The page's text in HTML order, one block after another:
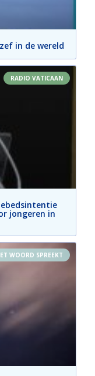
in de wereld
RADIO VATICAAN
jongeren in
WOORD SPREEKT